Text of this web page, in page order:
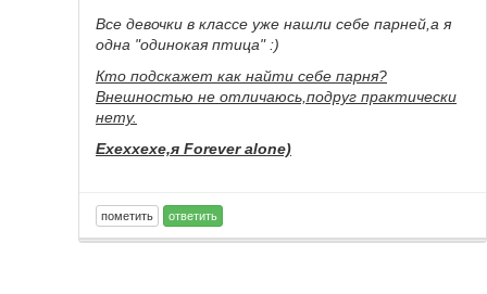
Все девочки в классе уже нашли себе парней,а я
одна "одинокая птица" :)
Кто подскажет как найти себе парня?
Внешностью не отличаюсь,подруг практически
нету.
Ехеххехе,я Forever alone)